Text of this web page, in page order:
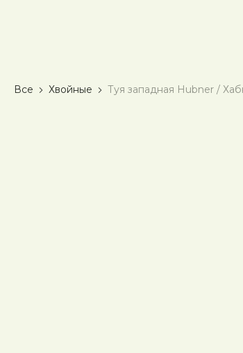
Все Хвойные Туя западная Hubner /